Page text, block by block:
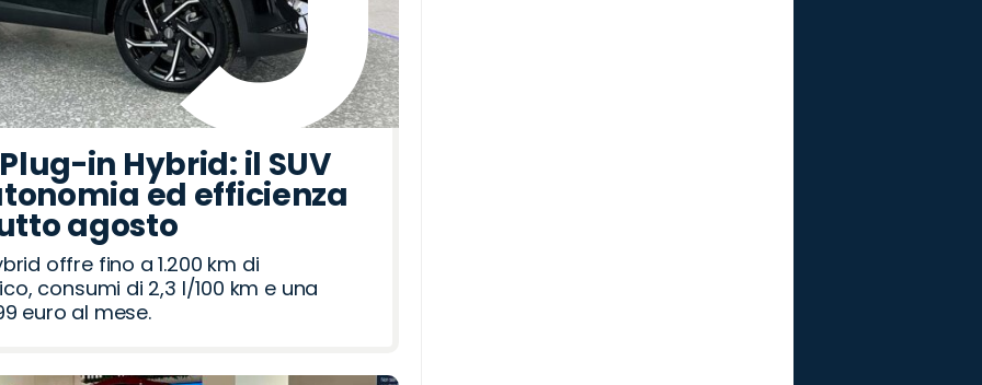
in Hybrid: il SUV
ed efficienza
agosto
offre fino a 1.200 km di
consumi di 2,3 l/100 km e una
euro al mese.